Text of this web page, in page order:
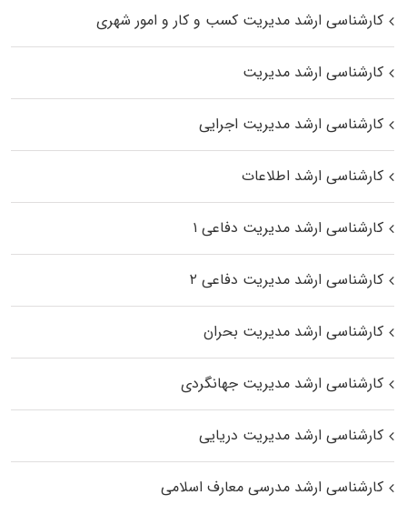
کارشناسی ارشد مدیریت کسب و کار و امور شهری
کارشناسی ارشد مدیریت
کارشناسی ارشد مدیریت اجرایی
کارشناسی ارشد اطلاعات
کارشناسی ارشد مدیریت دفاعی ۱
کارشناسی ارشد مدیریت دفاعی ۲
کارشناسی ارشد مدیریت بحران
کارشناسی ارشد مدیریت جهانگردی
کارشناسی ارشد مدیریت دریایی
کارشناسی ارشد مدرسی معارف اسلامی